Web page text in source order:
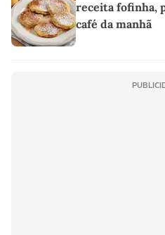
receita fofinha,
café da manhã